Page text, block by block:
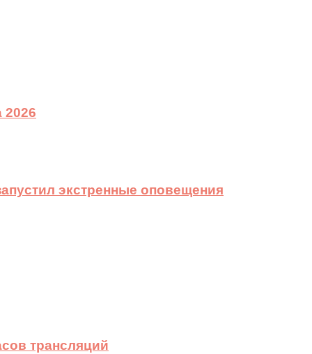
2026
экстренные оповещения
трансляций